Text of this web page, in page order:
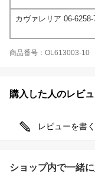
カヴァレリア 06-
商品番号：OL613003-10
購入した人のレビ
レビューを書く
ショップ内で一緒